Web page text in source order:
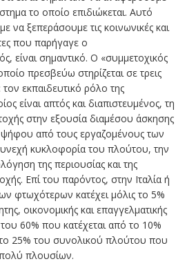
το οποίο επιδιώκεται. Αυτό
να ξεπεράσουμε τις κοινωνικές και
που παρήγαγε ο
είναι σημαντικό. Ο «συμμετοχικός
πρεσβεύω στηρίζεται σε τρεις
εκπαιδευτικό ρόλο της
είναι απτός και διαπιστευμένος, τη
στην εξουσία διαμέσου άσκησης
από τους εργαζομένους των
κυκλοφορία του πλούτου, την
της περιουσίας και της
Επί του παρόντος, στην Ιταλία ή
φτωχότερων κατέχει μόλις το 5%
οικονομικής και επαγγελματικής
του 60% που κατέχεται από το 10%
25% του συνολικού πλούτου που
πλουσίων.